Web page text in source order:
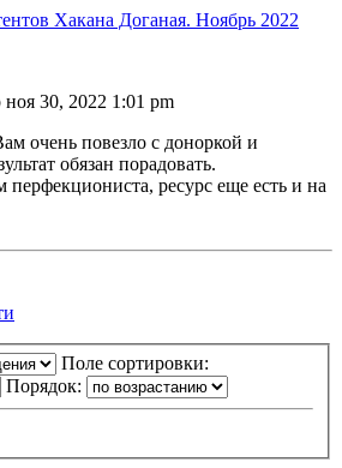
Хакана Доганая. Ноябрь 2022
30, 2022 1:01 pm
очень повезло с доноркой и
обязан порадовать.
перфекциониста, ресурс еще есть и на
Поле сортировки:
Порядок: